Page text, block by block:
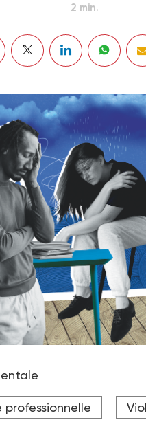
2 min.
les travailleurs sociaux
de stress post-traumatique
Mélanie Kochert
professionnelle